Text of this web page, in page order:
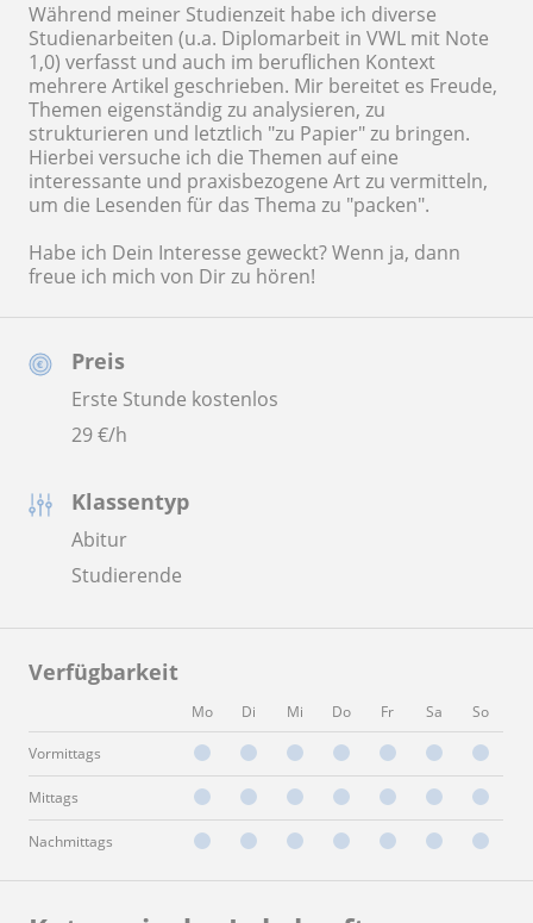
Preis
Erste Stunde kostenlos
29€/h
Klassentyp
Abitur
Studierende
Verfügbarkeit
Mo Di Mi Do Fr Sa So
Vormittags
Mittags
Nachmittags
Während meiner Studienzeit habe ich diverse
Studienarbeiten (u.a. Diplomarbeit in VWL mit Note
1,0) verfasst und auch im beruflichen Kontext
mehrere Artikel geschrieben. Mir bereitet es Freude,
Themen eigenständig zu analysieren, zu
strukturieren und letztlich "zu Papier" zu bringen.
Hierbei versuche ich die Themen auf eine
interessante und praxisbezogene Art zu vermitteln,
um die Lesenden für das Thema zu "packen".
Habe ich Dein Interesse geweckt? Wenn ja, dann
freue ich mich von Dir zu hören!